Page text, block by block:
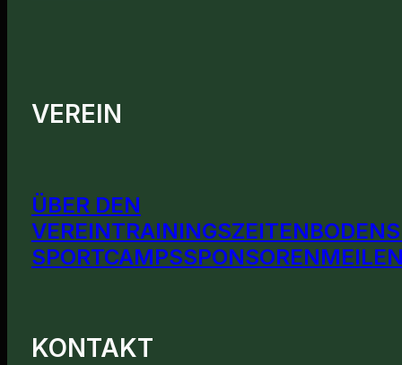
VEREIN
ÜBER DEN
VEREINTRAININGSZEITEN
SPORTCAMPSSPONSOREN
KONTAKT